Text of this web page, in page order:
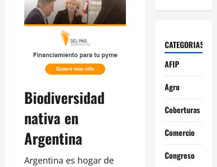
Biodiversidad
nativa en
Argentina
Argentina es hogar de
CATEGORIAS
AFIP
Agro
Coberturas
Comercio
Congreso